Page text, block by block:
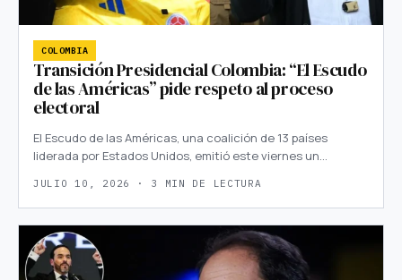
COLOMBIA
Transición Presidencial Colombia: “El Escudo
de las Américas” pide respeto al proceso
electoral
El Escudo de las Américas, una coalición de 13 países
liderada por Estados Unidos, emitió este viernes un…
JULIO 10, 2026 · 3 MIN DE LECTURA